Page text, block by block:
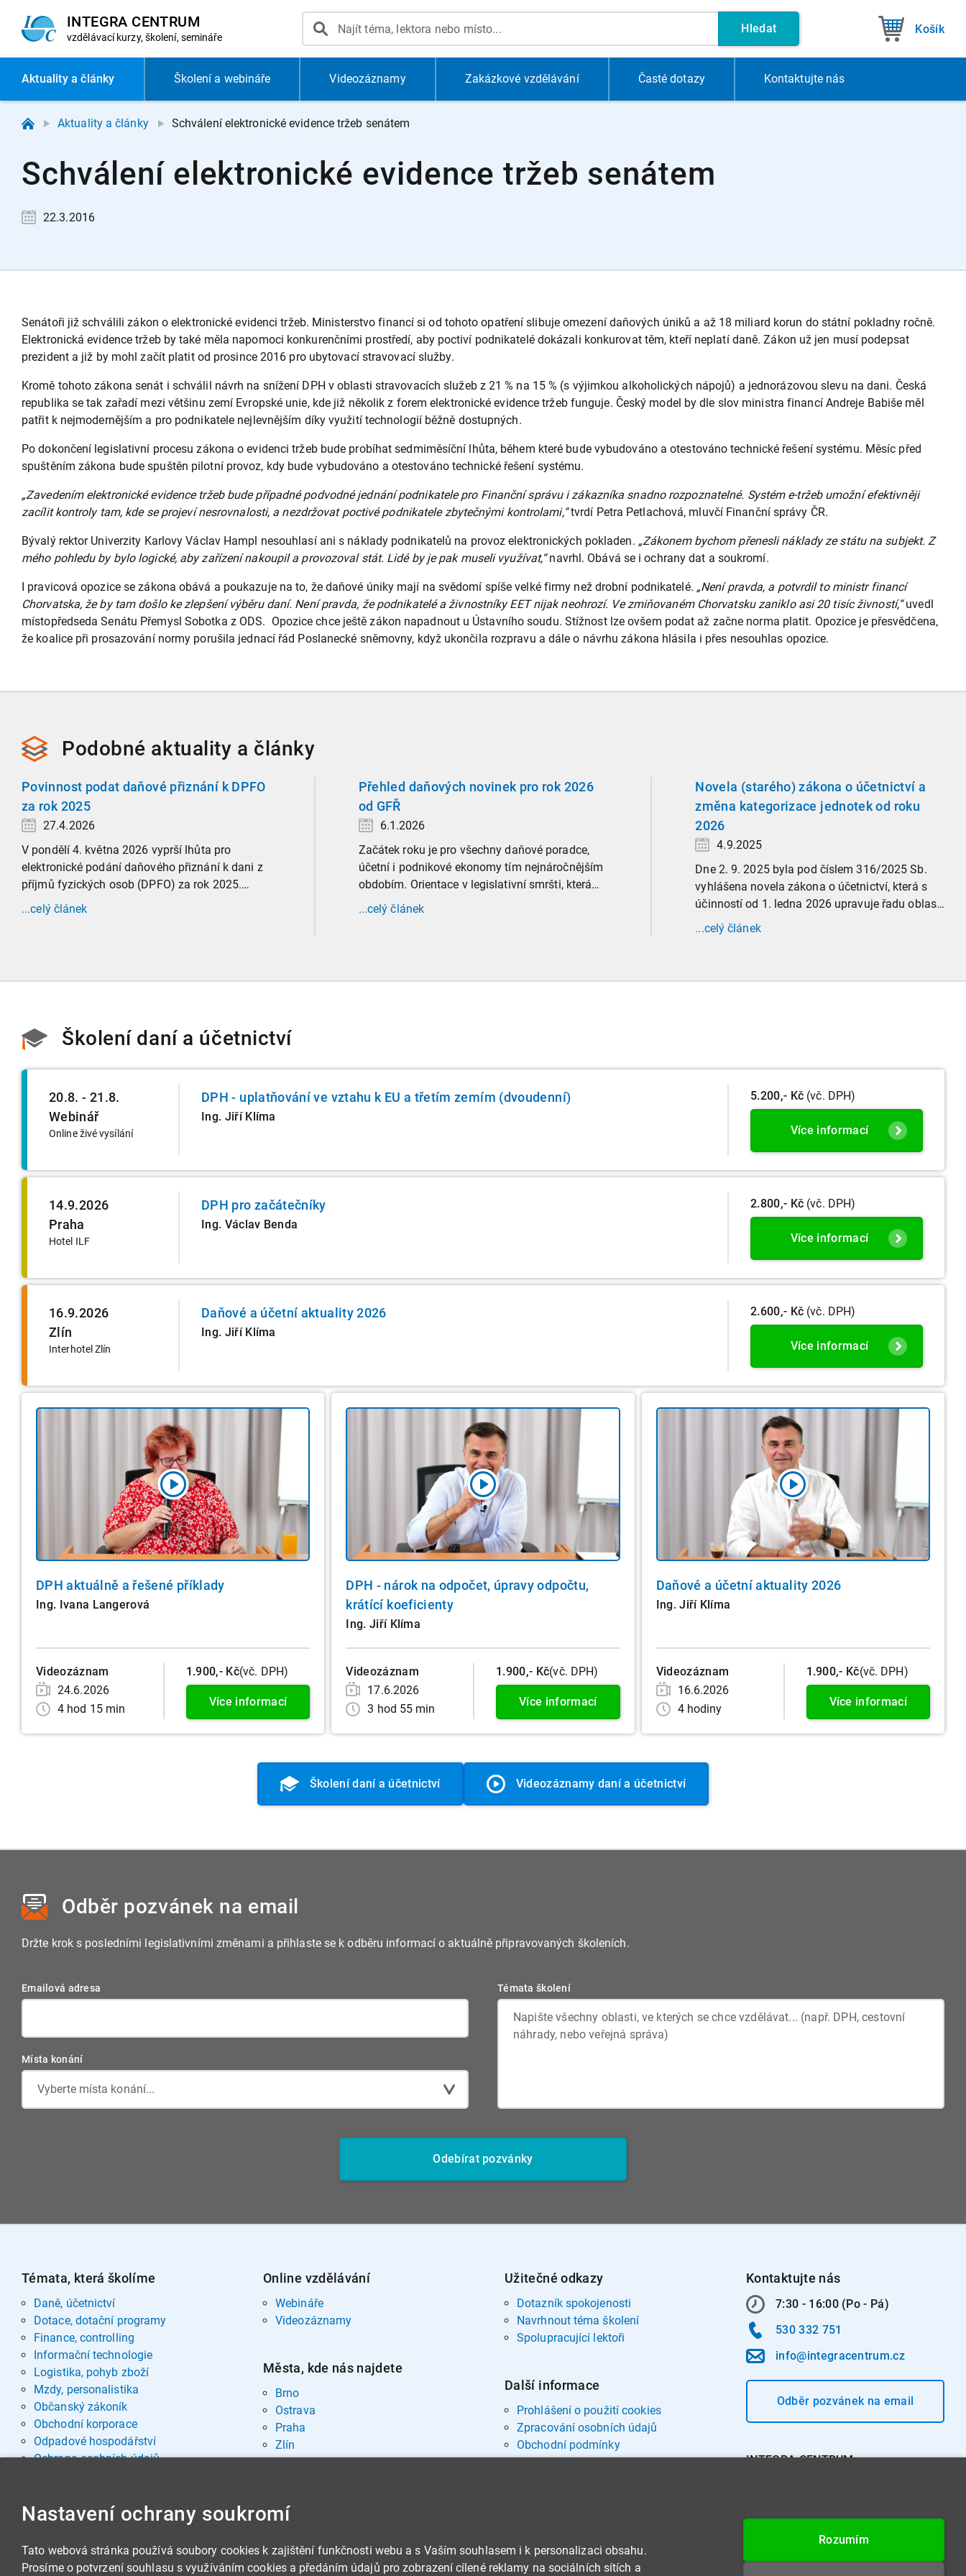
INTEGRA CENTRUM
vzdělávací kurzy, školení, semináře
Hledat Košík
Aktualitya články Školení a webináře Videozáznamy Zakázkové vzdělávání Časté dotazy Kontaktujte nás
Aktuality a články Schválení elektronické evidence tržeb senátem
Schválení elektronické evidence tržeb senátem
22.3.2016
Senátoři již schválili zákon o elektronické evidenci tržeb. Ministerstvo financí si od tohoto opatření slibuje omezení daňových úniků a až 18 miliard korun do státní pokladny ročně.
Elektronická evidence tržeb by také měla napomoci konkurenčními prostředí, aby poctiví podnikatelé dokázali konkurovat těm, kteří neplatí daně. Zákon už jen musí podepsat
prezident a již by mohl začít platit od prosince 2016 pro ubytovací stravovací služby.
Kromě tohoto zákona senát i schválil návrh na snížení DPH v oblasti stravovacích služeb z 21 % na 15 % (s výjimkou alkoholických nápojů) a jednorázovou slevu na dani. Česká
republika se tak zařadí mezi většinu zemí Evropské unie, kde již několik z forem elektronické evidence tržeb funguje. Český model by dle slov ministra financí Andreje Babiše měl
patřit k nejmodernějším a pro podnikatele nejlevnějším díky využití technologií běžně dostupných.
Po dokončení legislativní procesu zákona o evidenci tržeb bude probíhat sedmiměsíční lhůta, během které bude vybudováno a otestováno technické řešení systému. Měsíc před
spuštěním zákona bude spuštěn pilotní provoz, kdy bude vybudováno a otestováno technické řešení systému.
„Zavedením elektronické evidence tržeb bude případné podvodné jednání podnikatele pro Finanční správu i zákazníka snadno rozpoznatelné. Systém e-tržeb umožní efektivněji
zacílit kontroly tam, kde se projeví nesrovnalosti, a nezdržovat poctivé podnikatele zbytečnými kontrolami,“tvrdí Petra Petlachová, mluvčí Finanční správy ČR.
Bývalý rektor Univerzity Karlovy Václav Hampl nesouhlasí ani s náklady podnikatelů na provoz elektronických pokladen. „Zákonem bychom přenesli náklady ze státu na subjekt. Z
mého pohledu by bylo logické, aby zařízení nakoupil a provozoval stát. Lidé by je pak museli využívat,“navrhl. Obává se i ochrany dat a soukromí.
I pravicová opozice se zákona obává a poukazuje na to, že daňové úniky mají na svědomí spíše velké firmy než drobní podnikatelé. „Není pravda, a potvrdil to ministr financí
Chorvatska, že by tam došlo ke zlepšení výběru daní. Není pravda, že podnikatelé a živnostníky EET nijak neohrozí. Ve zmiňovaném Chorvatsku zaniklo asi 20 tisíc živností,“uvedl
místopředseda Senátu Přemysl Sobotka z ODS. Opozice chce ještě zákon napadnout u Ústavního soudu. Stížnost lze ovšem podat až začne norma platit. Opozice je přesvědčena,
že koalice při prosazování normy porušila jednací řád Poslanecké sněmovny, když ukončila rozpravu a dále o návrhu zákona hlásila i přes nesouhlas opozice.
Podobné aktuality a články
Povinnost podat daňové přiznání k DPFO
za rok 2025
27.4.2026
V pondělí 4. května 2026 vyprší lhůta pro
elektronické podání daňového přiznání k dani z
příjmů fyzických osob (DPFO) za rok 2025.
Zaměříme se detailně na to, kde leží hranice
povinnosti přiznání podat, jaké jsou nejčastější
...celý článek
Přehled daňových novinek pro rok 2026
od GFŘ
6.1.2026
Začátek roku je pro všechny daňové poradce,
účetní i podnikové ekonomy tím nejnáročnějším
obdobím. Orientace v legislativní smršti, která
tradičně doprovází přelom roku, vyžaduje
nastudovat všechny novely a doprovodné
...celý článek
Novela (starého) zákona o účetnictví a
změna kategorizace jednotek od roku
2026
4.9.2025
Dne 2. 9. 2025 byla pod číslem 316/2025 Sb.
vyhlášena novela zákona o účetnictví, která s
účinností od 1. ledna 2026 upravuje řadu oblastí
účetní praxe. Již nyní, s účinností od 3. září
2025, platí nová, zvýšená kritéria pro zařazení
...celý článek
Školení daní a účetnictví
20.8. - 21.8.
Webinář
Online živé vysílání
DPH - uplatňování ve vztahu k EU a třetím zemím (dvoudenní)
Ing. Jiří Klíma
5.200,- Kč (vč. DPH)
Více informací
14.9.2026
Praha
Hotel ILF
DPH pro začátečníky
Ing. Václav Benda
2.800,- Kč (vč. DPH)
Více informací
16.9.2026
Zlín
Interhotel Zlín
Daňové a účetní aktuality 2026
Ing. Jiří Klíma
2.600,- Kč (vč. DPH)
Více informací
DPH aktuálně a řešené příklady
Ing. Ivana Langerová
Videozáznam
24.6.2026
4 hod 15 min
1.900,- Kč(vč. DPH)
Více informací
DPH - nárok na odpočet, úpravy odpočtu,
krátící koeficienty
Ing. Jiří Klíma
Videozáznam
17.6.2026
3 hod 55 min
1.900,- Kč(vč. DPH)
Více informací
Daňové a účetní aktuality 2026
Ing. Jiří Klíma
Videozáznam
16.6.2026
4 hodiny
1.900,- Kč(vč. DPH)
Více informací
Školení daní a účetnictví Videozáznamy daní a účetnictví
Odběr pozvánek na email
Držte krok s posledními legislativními změnami a přihlaste se k odběru informací o aktuálně připravovaných školeních.
Emailová adresa
Místa konání
Vyberte místa konání...
Témata školení
Odebírat pozvánky
Témata, která školíme
Daně, účetnictví
Dotace, dotační programy
Finance, controlling
Informační technologie
Logistika, pohyb zboží
Mzdy, personalistika
Občanský zákoník
Obchodní korporace
Odpadové hospodářství
Ochrana osobních údajů
Sociální oblast
Stavby, nemovitosti
Veřejná správa
Online vzdělávání
Webináře
Videozáznamy
Města, kde nás najdete
Brno
Ostrava
Praha
Zlín
Užitečné odkazy
Dotazník spokojenosti
Navrhnout téma školení
Spolupracující lektoři
Další informace
Prohlášení o použití cookies
Zpracování osobních údajů
Obchodní podmínky
Kontaktujte nás
7:30 - 16:00 (Po - Pá)
530 332 751
info@integracentrum.cz
Odběr pozvánekna email
INTEGRA CENTRUM s.r.o.
DIČ: CZ26234203
Nastavení ochrany soukromí
Tato webová stránka používá soubory cookies k zajištění funkčnosti webu a s Vaším souhlasem i k personalizaci obsahu.
Prosíme o potvrzení souhlasu s využíváním cookies a předáním údajů pro zobrazení cílené reklamy na sociálních sítích a
Rozumím